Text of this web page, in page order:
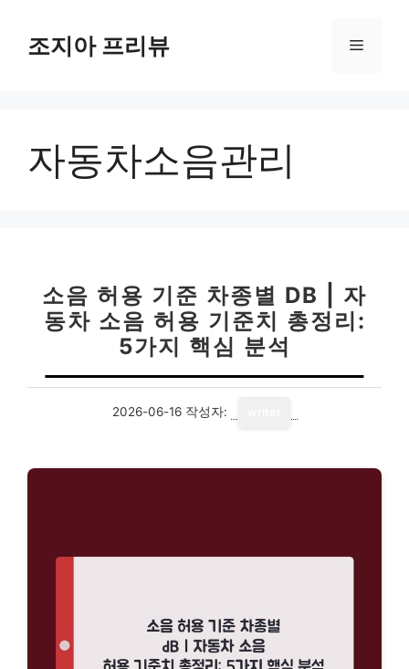
조지아 프리뷰 메
자동차소음관리
소음 허용 기준 차종별 DB | 자
동차 소음 허용 기준치 총정리:
5가지 핵심 분석
2026-06-16 작성자: